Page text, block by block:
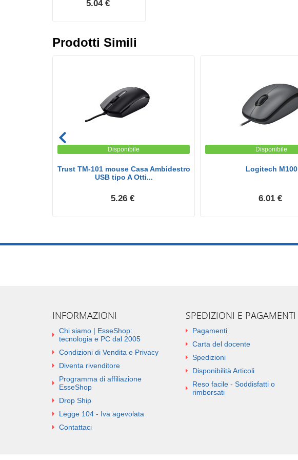
5.04 €
Prodotti Simili
Disponibile
Trust TM-101 mouse Casa Ambidestro
USB tipo A Otti...
5.26 €
Disponibile
Logitech M100
6.01 €
INFORMAZIONI
Chi siamo | EsseShop:
tecnologia e PC dal 2005
Condizioni di Vendita e Privacy
Diventa rivenditore
Programma di affiliazione
EsseShop
Drop Ship
Legge 104 - Iva agevolata
Contattaci
SPEDIZIONI E PAGAMENTI
Pagamenti
Carta del docente
Spedizioni
Disponibilità Articoli
Reso facile - Soddisfatti o
rimborsati